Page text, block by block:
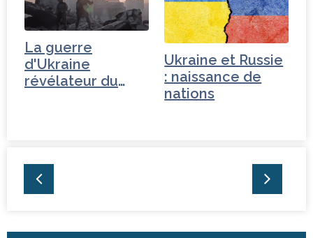
La guerre
d'Ukraine
révélateur du
Ukraine et Russie
: naissance de
nations